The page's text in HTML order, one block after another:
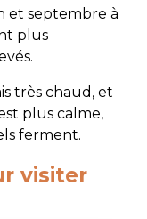
et septembre à
plus
très chaud, et
plus calme,
ferment.
visiter